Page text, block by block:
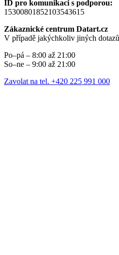
ID pro komunikaci s podporou:
15300801852103543615
Zákaznické centrum Datart.cz
V případě jakýchkoliv jiných dotazů
Po–pá – 8:00 až 21:00
So–ne – 9:00 až 21:00
Zavolat na tel. +420 225 991 000